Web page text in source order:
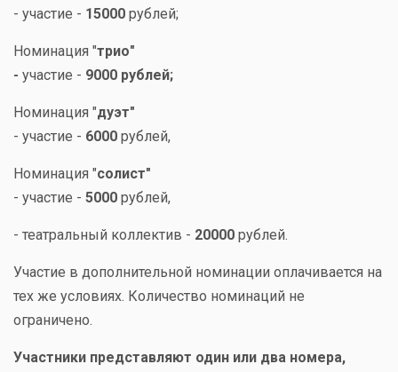
- участие - 15000 рублей;
Номинация "трио"
- участие - 9000 рублей;
Номинация "дуэт"
- участие - 6000 рублей,
Номинация "солист"
- участие - 5000 рублей,
- театральный коллектив - 20000 рублей.
Участие в дополнительной номинации оплачивается на
тех же условиях. Количество номинаций не
ограничено.
Участники представляют один или два номера,